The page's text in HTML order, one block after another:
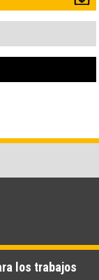
los trabajos